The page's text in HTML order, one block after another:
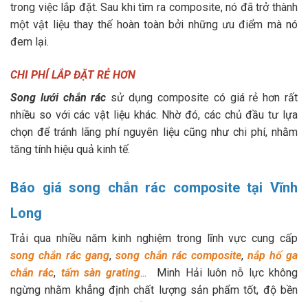
trong việc lắp đặt. Sau khi tìm ra composite, nó đã trở thành
một vật liệu thay thế hoàn toàn bởi những ưu điểm mà nó
đem lại.
CHI PHÍ LẮP ĐẶT RẺ HƠN
Song lưới chắn rác sử dụng composite có giá rẻ hơn rất
nhiều so với các vật liệu khác. Nhờ đó, các chủ đầu tư lựa
chọn để tránh lãng phí nguyên liệu cũng như chi phí, nhằm
tăng tính hiệu quả kinh tế.
Báo giá song chắn rác composite tại Vĩnh
Long
Trải qua nhiều năm kinh nghiệm trong lĩnh vực cung cấp
song chắn rác gang,song chắn rác composite, nắp hố ga
chắn rác, tấm sàn grating... Minh Hải luôn nỗ lực không
ngừng nhằm khẳng định chất lượng sản phẩm tốt, độ bền